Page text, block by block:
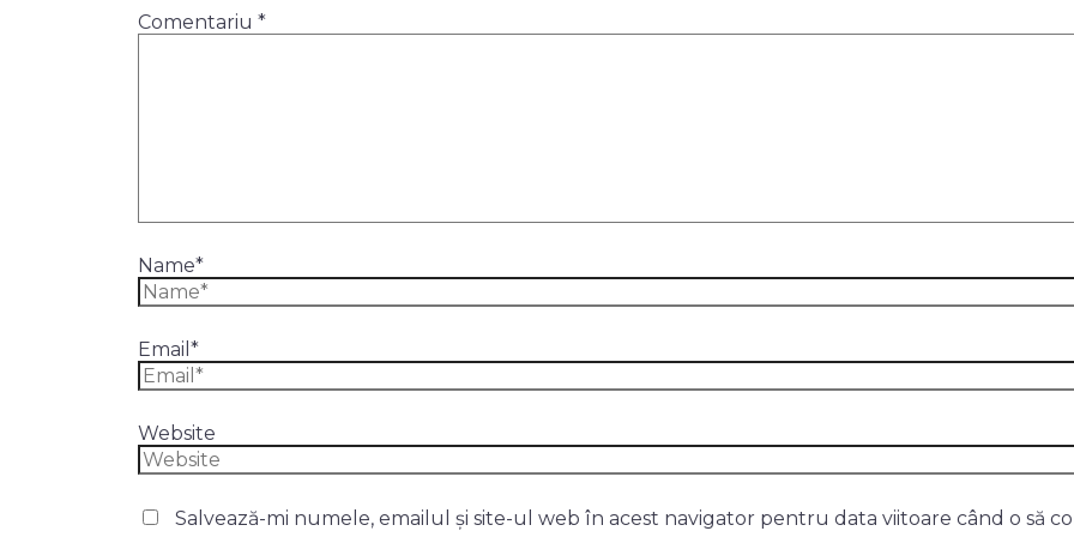
Comentariu *
Name*
Email*
Website
Salvează-mi numele, emailul și site-ul web în acest navigator pentru data viitoare când o să